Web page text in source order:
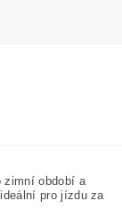
zimní období a
pro jízdu za